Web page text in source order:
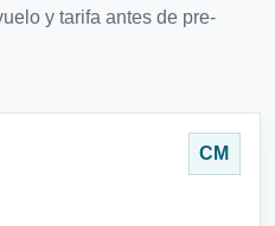
y tarifa antes de pre-
CM